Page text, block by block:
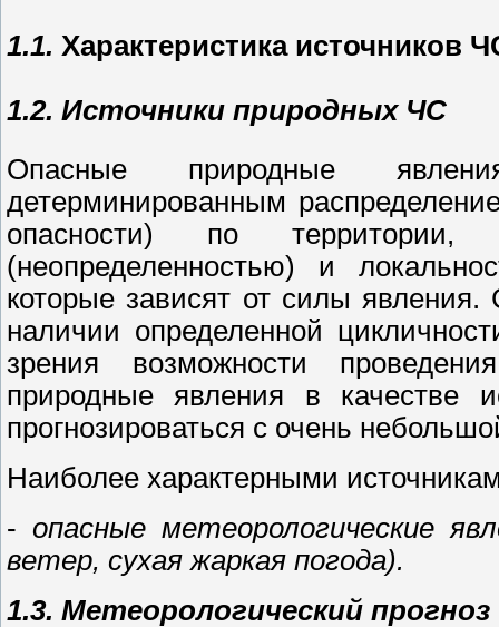
1.1. Характеристика источников
1.2. Источники природных ЧС
Опасные природные
детерминированным
опасности) по территории,
(неопределенностью) и
которые зависят от силы явления.
наличии определенной
зрения возможности
природные явления в качестве
прогнозироваться с очень
Наиболее характерными
-опасные метеорологические
ветер, сухая жаркая погода).
1.3. Метеорологический прогноз